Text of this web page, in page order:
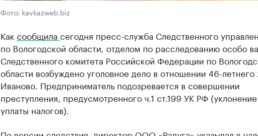
Фото: kavkazweb.biz
Как сообщила сегодня пресс-служба Следственного
по Вологодской области, отделом по расследованию особо
Следственного комитета Российской Федерации по
области возбуждено уголовное дело в отношении 46-летнего
Иваново. Предприниматель подозревается в совершении
преступления, предусмотренного ч.1 ст.199 УК РФ
уплаты налогов).